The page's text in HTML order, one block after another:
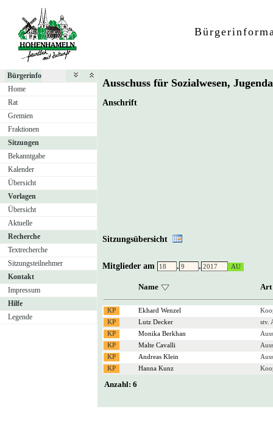
Bürgerinfo
Home
Rat
Gremien
Fraktionen
Sitzungen
Bekanntgabe
Kalender
Übersicht
Vorlagen
Übersicht
Aktuelle
Recherche
Textrecherche
Sitzungsteilnehmer
Kontakt
Impressum
Hilfe
Legende
Ausschuss für Sozialwesen,
Anschrift
Sitzungsübersicht
Mitglieder am . .
Name Art
Ekhard Wenzel
Lutz Decker
stv.
Monika Berkhan
Malte Cavalli
Andreas Klein
Hanna Kunz
Anzahl: 6